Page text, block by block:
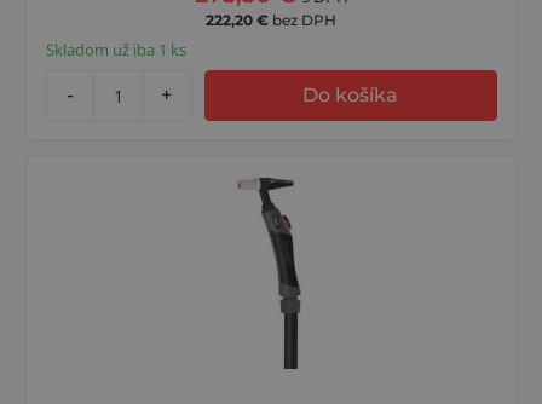
222,20 € bez DPH
Skladom už iba 1 ks
- + Do košíka